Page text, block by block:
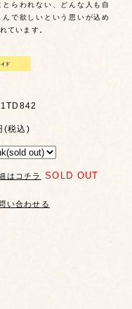
らわれない、どんな人も自
で欲しいという思いが込め
ています。
(税込)
はコチラ SOLD OUT
い合わせる